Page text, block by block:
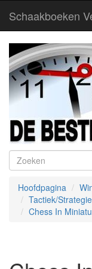
Schaakboeken
Hoofdpagina
Tactiek/
Chess In